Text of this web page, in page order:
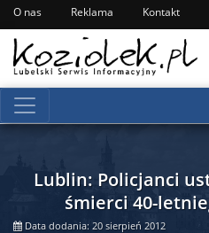
O nas Reklama Kontakt
Lublin: Policjanci
śmierci 40-
Data dodania: 20 sierpień 2012